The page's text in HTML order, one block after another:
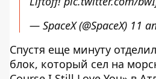
— SpaceX (@SpaceX) 11
Спустя еще минуту
блок, который сел на